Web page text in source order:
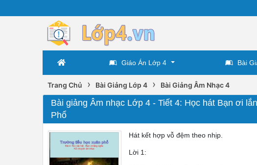
Giáo Án Lớp 4 Bài
Trang Chủ › Bài Giảng Lớp 4 › Bài Giảng Âm Nhạc 4
Bài giảng Âm nhạc Lớp 4 - Tiết 4: Học hát Bạn ơi
Phổ
Hát kết hợp vỗ đệm theo nhịp.
Lời 1: